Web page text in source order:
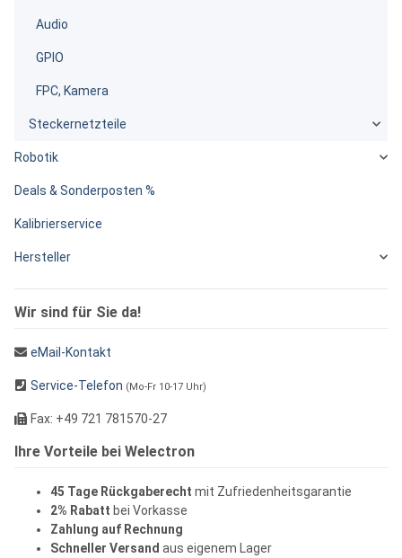
Audio
GPIO
FPC, Kamera
Steckernetzteile
Robotik
Deals & Sonderposten %
Kalibrierservice
Hersteller
Wir sind für Sie da!
eMail-Kontakt
Service-Telefon (Mo-Fr 10-17 Uhr)
Fax: +49 721 781570-27
Ihre Vorteile bei Welectron
45 Tage Rückgaberecht mit Zufriedenheitsgarantie
2% Rabatt bei Vorkasse
Zahlung auf Rechnung
Schneller Versand aus eigenem Lager